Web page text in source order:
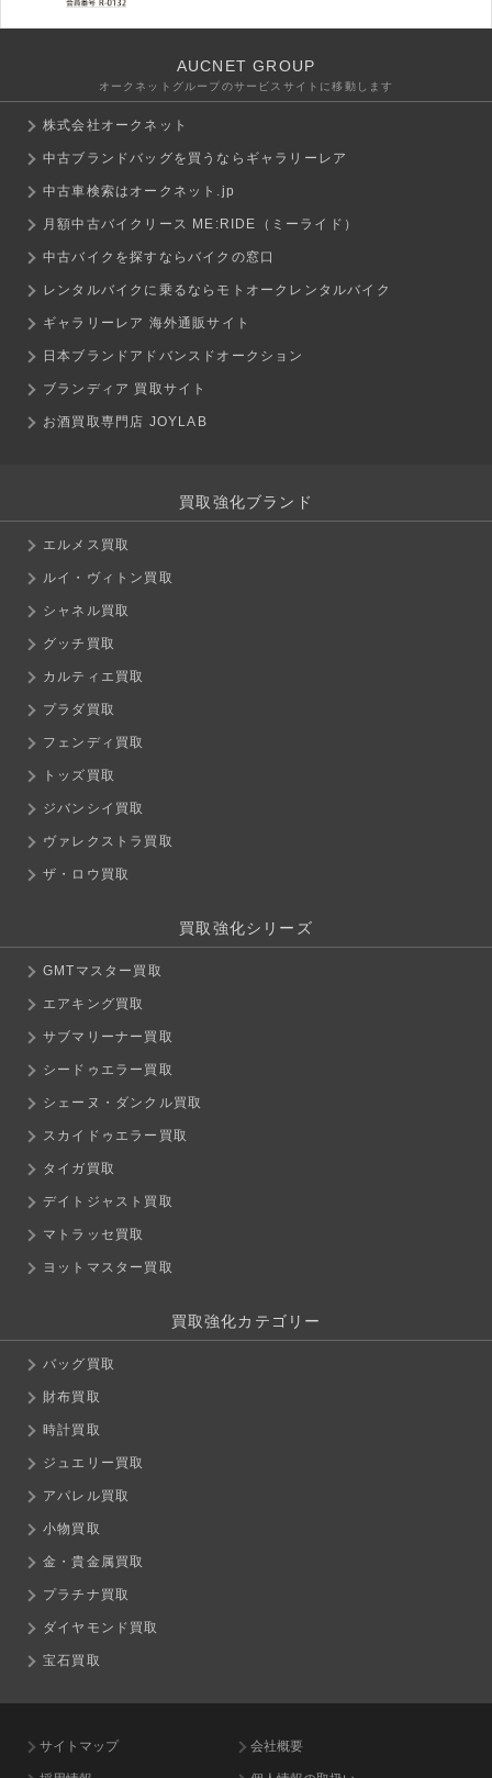
AUCNET GROUP
オークネットグループのサービスサイトに移動します
株式会社オークネット
中古ブランドバッグを買うならギャラリーレア
中古車検索はオークネット.jp
月額中古バイクリース ME:RIDE（ミーライド）
中古バイクを探すならバイクの窓口
レンタルバイクに乗るならモトオークレンタルバイク
ギャラリーレア 海外通販サイト
日本ブランドアドバンスドオークション
ブランディア 買取サイト
お酒買取専門店 JOYLAB
買取強化ブランド
エルメス買取
ルイ・ヴィトン買取
シャネル買取
グッチ買取
カルティエ買取
プラダ買取
フェンディ買取
トッズ買取
ジバンシイ買取
ヴァレクストラ買取
ザ・ロウ買取
買取強化シリーズ
GMTマスター買取
エアキング買取
サブマリーナー買取
シードゥエラー買取
シェーヌ・ダンクル買取
スカイドゥエラー買取
タイガ買取
デイトジャスト買取
マトラッセ買取
ヨットマスター買取
買取強化カテゴリー
バッグ買取
財布買取
時計買取
ジュエリー買取
アパレル買取
小物買取
金・貴金属買取
プラチナ買取
ダイヤモンド買取
宝石買取
サイトマップ 会社概要